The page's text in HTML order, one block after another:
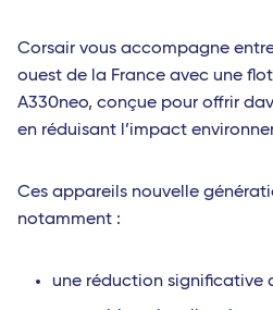
Corsair vous accompagne
ouest de la France avec une
A330neo, conçue pour offrir
en réduisant l’impact
Ces appareils nouvelle
notamment :
une réduction significative